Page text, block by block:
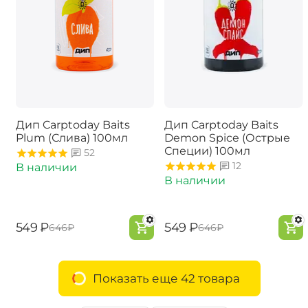
Дип Carptoday Baits
Plum (Слива) 100мл
52
В наличии
‍549‍ ₽‍646‍₽
Дип Carptoday Baits
Demon Spice (Острые
Специи) 100мл
12
В наличии
‍549‍ ₽‍646‍₽
Показать еще 42 товара